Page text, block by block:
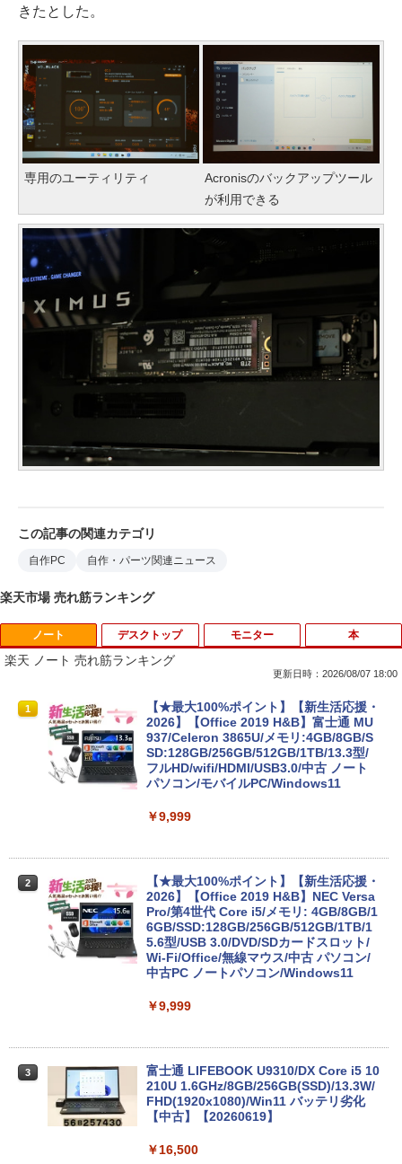
きたとした。
専用のユーティリティ
Acronisのバックアップツール
が利用できる
この記事の関連カテゴリ
自作PC 自作・パーツ関連ニュース
楽天市場 売れ筋ランキング
ノート
楽天 ノート 売れ筋ランキング
更新日時：2026/08/07 18:00
1
【★最大100%ポイント】【新生活応援・
2026】【Office 2019 H&B】富士通 MU
937/Celeron 3865U/メモリ:4GB/8GB/S
SD:128GB/256GB/512GB/1TB/13.3型/
フルHD/wifi/HDMI/USB3.0/中古 ノート
パソコン/モバイルPC/Windows11
￥9,999
2
【★最大100%ポイント】【新生活応援・
2026】【Office 2019 H&B】NEC Versa
Pro/第4世代 Core i5/メモリ: 4GB/8GB/1
6GB/SSD:128GB/256GB/512GB/1TB/1
5.6型/USB 3.0/DVD/SDカードスロット/
Wi-Fi/Office/無線マウス/中古 パソコン/
中古PC ノートパソコン/Windows11
￥9,999
3
富士通 LIFEBOOK U9310/DX Core i5 10
210U 1.6GHz/8GB/256GB(SSD)/13.3W/
FHD(1920x1080)/Win11 バッテリ劣化
【中古】【20260619】
￥16,500
デスクトップ モニター 本